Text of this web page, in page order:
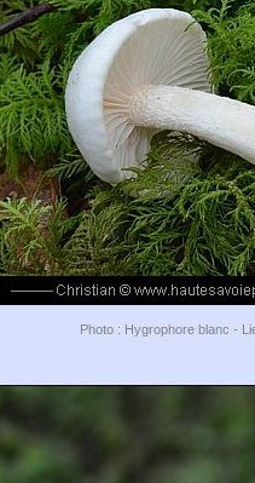
Photo : Hygrophore blanc -